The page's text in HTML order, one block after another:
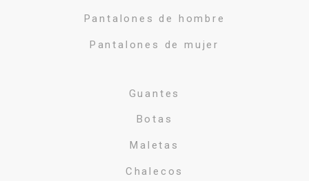
Pantalones de hombre
Pantalones de mujer
Guantes
Botas
Maletas
Chalecos